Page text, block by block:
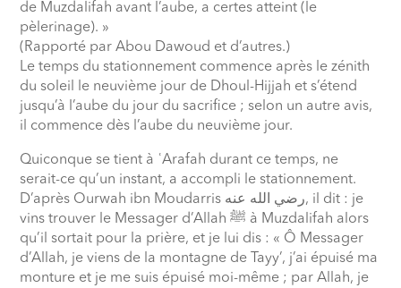
de Muzdalifah avant l’aube, a certes atteint (le
pèlerinage). »
(Rapporté par Abou Dawoud et d’autres.)
Le temps du stationnement commence après le zénith
du soleil le neuvième jour de Dhoul-Hijjah et s’étend
jusqu’à l’aube du jour du sacrifice ; selon un autre avis,
il commence dès l’aube du neuvième jour.
Quiconque se tient à ʿArafah durant ce temps, ne
serait-ce qu’un instant, a accompli le stationnement.
D’après Ourwah ibn Moudarris رضي الله عنه, il dit : je
vins trouver le Messager d’Allahﷺ à Muzdalifah alors
qu’il sortait pour la prière, et je lui dis : « Ô Messager
d’Allah, je viens de la montagne de Tayy’, j’ai épuisé ma
monture et je me suis épuisé moi-même ; par Allah, je